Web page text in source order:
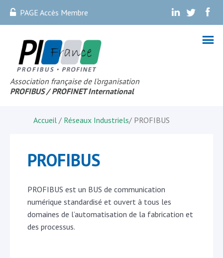
PAGE Accès Membre . . .
Association française de l’organisation
PROFIBUS / PROFINET International
Accueil / Réseaux Industriels/ PROFIBUS
PROFIBUS
PROFIBUS est un BUS de communication
numérique standardisé et ouvert à tous les
domaines de l’automatisation de la fabrication et
des processus.